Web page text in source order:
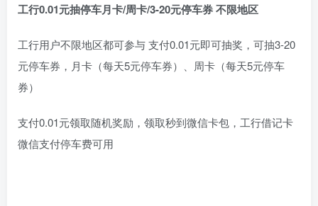
工行0.01元抽停车月卡/周卡/3-20元停车券 不限地区
工行用户不限地区都可参与 支付0.01元即可抽奖，可抽3-20
元停车券，月卡（每天5元停车券）、周卡（每天5元停车
券）
支付0.01元领取随机奖励，领取秒到微信卡包，工行借记卡
微信支付停车费可用